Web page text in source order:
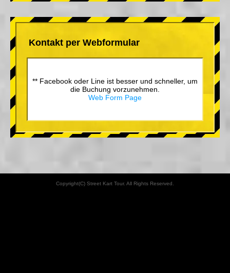
Kontakt per Webformular
** Facebook oder Line ist besser und schneller, um
die Buchung vorzunehmen.
Web Form Page
Copyright(C) Street Kart Tour. All Rights Reserved.